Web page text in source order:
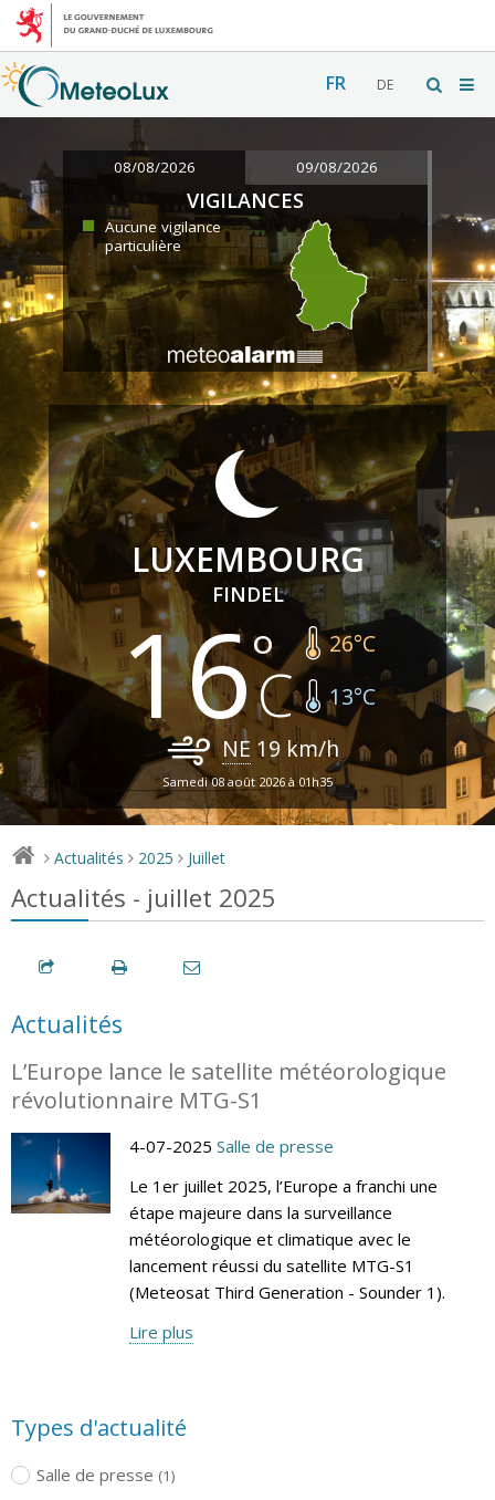
FR DE
08/08/2026 09/08/2026
VIGILANCES
Aucune vigilance
particulière
LUXEMBOURG
FINDEL
16 26°C
13°C
NE 19 km/h
Samedi 08 août 2026 à 01h35
> Actualités > 2025 > Juillet
Actualités - juillet 2025
Actualités
L’Europe lance le satellite météorologique
révolutionnaire MTG-S1
4-07-2025 Salle de presse
Le 1er juillet 2025, l’Europe a franchi une
étape majeure dans la surveillance
météorologique et climatique avec le
lancement réussi du satellite MTG-S1
(Meteosat Third Generation - Sounder 1).
Lire plus
Types d'actualité
Salle de presse (1)